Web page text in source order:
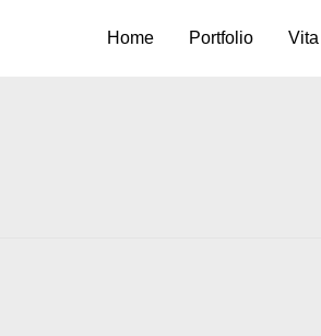
Home Portfolio Vita